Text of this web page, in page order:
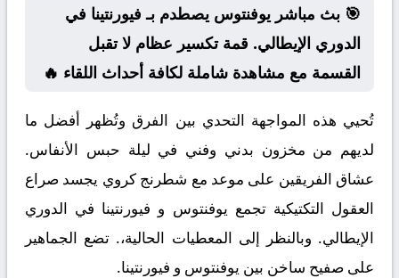
🎯 بث مباشر يوفنتوس يصطدم بـ فيورنتينا في
الدوري الإيطالي. قمة تكسير عظام لا تقبل
القسمة مع مشاهدة شاملة لكافة أحداث اللقاء 🔥
تُحيي هذه المواجهة التحدي بين الفرق وتُظهر أفضل ما
لديهم من مخزون بدني وفني في ليلة حبس الأنفاس.
عشاق الفريقين على موعد مع شطرنج كروي يجسد صراع
العقول التكتيكية تجمع يوفنتوس و فيورنتينا في الدوري
الإيطالي. وبالنظر إلى المعطيات الحالية،. تضع الجماهير
على صفيح ساخن بين يوفنتوس و فيورنتينا.